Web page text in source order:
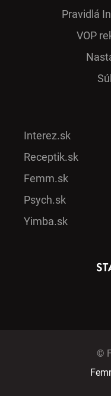
Pra­vidlá
VOP
Interez.sk
Receptik.sk
Femm.sk
Psych.sk
Yimba.sk
©